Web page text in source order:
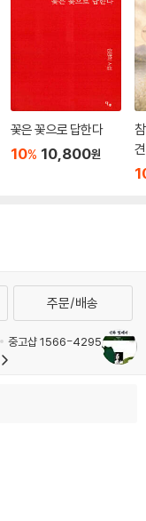
꽃은 꽃으로 답한다
10% 10,800원
주문/배송
중고샵 1566-4295